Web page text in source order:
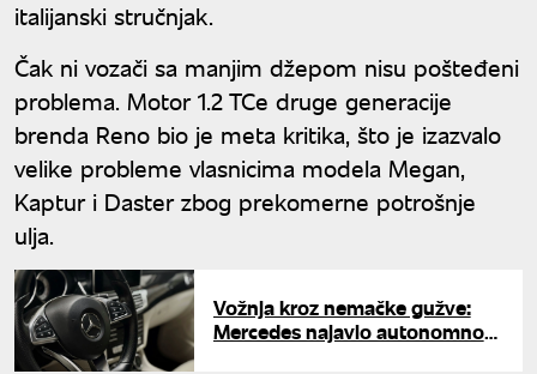
italijanski stručnjak.
Čak ni vozači sa manjim džepom nisu pošteđeni
problema. Motor 1.2 TCe druge generacije
brenda Reno bio je meta kritika, što je izazvalo
velike probleme vlasnicima modela Megan,
Kaptur i Daster zbog prekomerne potrošnje
ulja.
Vožnja kroz nemačke gužve:
Mercedes najavio autonomno